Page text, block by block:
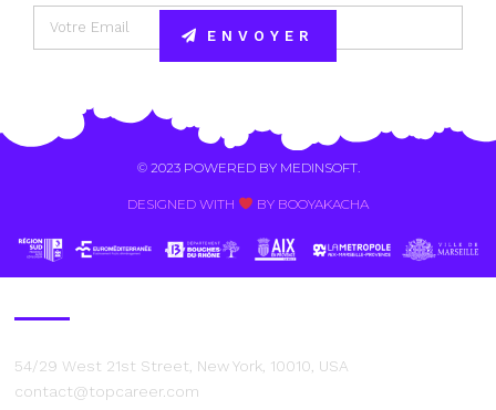
ENVOYER
© 2023 POWERED BY MEDINSOFT.
DESIGNED WITH BY BOOYAKACHA​
54/29 West 21st Street, New York, 10010, USA
contact@topcareer.com